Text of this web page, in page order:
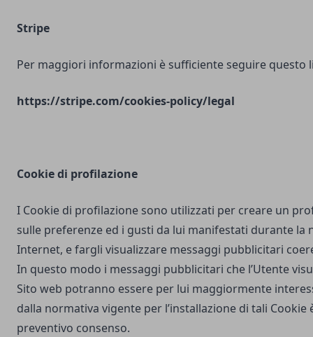
Stripe
Per maggiori informazioni è sufficiente seguire questo
https://stripe.com/cookies-policy/legal
Cookie di profilazione
I Cookie di profilazione sono utilizzati per creare un
sulle preferenze ed i gusti da lui manifestati durante la
Internet, e fargli visualizzare messaggi pubblicitari
In questo modo i messaggi pubblicitari che l’Utente
Sito web potranno essere per lui maggiormente
dalla normativa vigente per l’installazione di tali Cookie
preventivo consenso.